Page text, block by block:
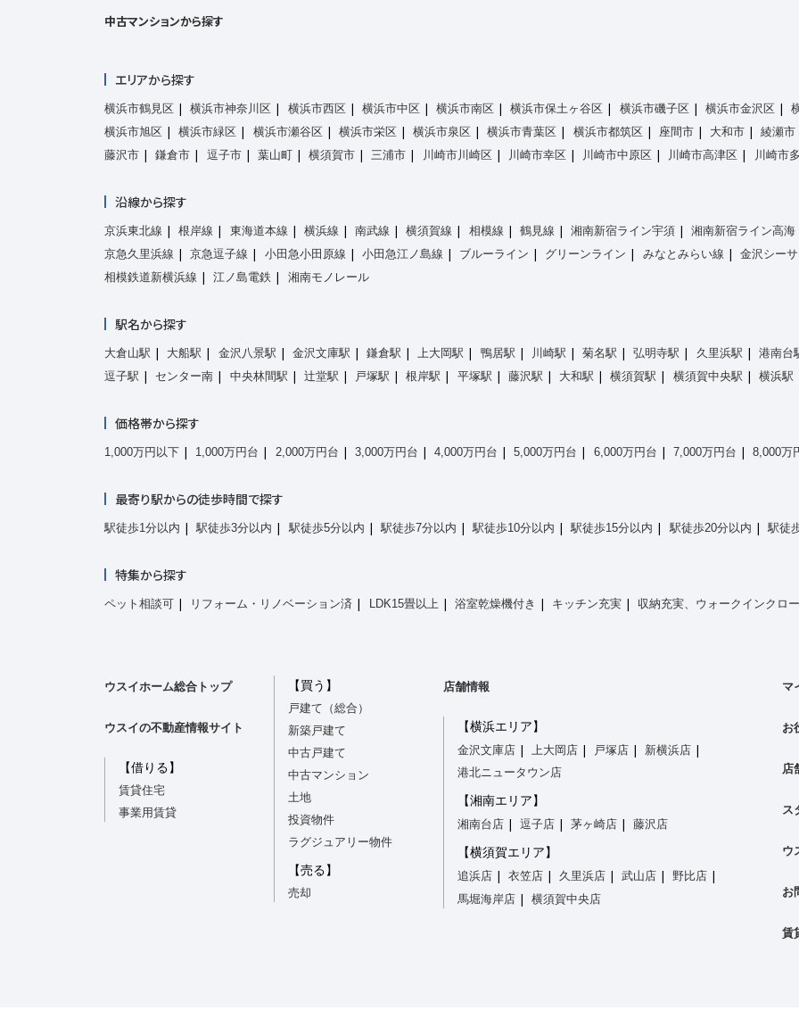
中古マンションから探す
エリアから探す
横浜市鶴見区 横浜市神奈川区 横浜市西区 横浜市中区 横浜市南区 横浜市保土ヶ谷区 横浜市磯子区 横浜市金沢区
横浜市旭区
横浜市緑区 横浜市瀬谷区 横浜市栄区 横浜市泉区 横浜市青葉区 横浜市都筑区 座間市 大和市 綾瀬市
藤沢市
鎌倉市 逗子市 葉山町 横須賀市 三浦市 川崎市川崎区 川崎市幸区 川崎市中原区 川崎市高津区 川崎市
沿線から探す
京浜東北線 根岸線 東海道本線 横浜線 南武線 横須賀線 相模線 鶴見線 湘南新宿ライン宇須 湘南新宿ライン高海
京急久里浜線
京急逗子線 小田急小田原線 小田急江ノ島線 ブルーライン グリーンライン みなとみらい線 金沢シー
相模鉄道新横浜線
江ノ島電鉄 湘南モノレール
駅名から探す
大倉山駅 大船駅 金沢八景駅 金沢文庫駅 鎌倉駅 上大岡駅 鴨居駅 川崎駅 菊名駅 弘明寺駅 久里浜駅 港南台
逗子駅
センター南 中央林間駅 辻堂駅 戸塚駅 根岸駅 平塚駅 藤沢駅 大和駅 横須賀駅 横須賀中央駅 横浜駅
価格帯から探す
1,000万円以下 1,000万円台 2,000万円台 3,000万円台 4,000万円台 5,000万円台 6,000万円台 7,000万円台 8,000万
最寄り駅からの徒歩時間で探す
駅徒歩1分以内 駅徒歩3分以内 駅徒歩5分以内 駅徒歩7分以内 駅徒歩10分以内 駅徒歩15分以内 駅徒歩20分以内 駅徒
特集から探す
ペット相談可 リフォーム・リノベーション済 LDK15畳以上 浴室乾燥機付き キッチン充実 収納充実、ウォークインクロ
ウスイホーム総合トップ
ウスイの不動産情報サイト
【借りる】
賃貸住宅
事業用賃貸
【買う】
戸建て（総合）
新築戸建て
中古戸建て
中古マンション
土地
投資物件
ラグジュアリー物件
【売る】
売却
店舗情報
【横浜エリア】
金沢文庫店 上大岡店 戸塚店
新横浜店
港北ニュータウン店
【湘南エリア】
湘南台店 逗子店 茅ヶ崎店 藤沢店
【横須賀エリア】
追浜店 衣笠店 久里浜店 武山店
野比店
馬堀海岸店
横須賀中央店
マ
お
店
ス
ウ
お
賃